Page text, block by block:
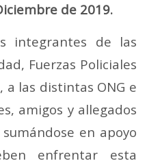
de 2019.
integrantes de las
Fuerzas Policiales
a las distintas ONG e
amigos y allegados
en apoyo
enfrentar esta